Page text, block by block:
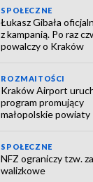
SPOŁECZNE
Łukasz Gibała
z kampanią. Po raz
powalczy o Kraków
ROZMAITOŚCI
Kraków Airport
program promujący
małopolskie powiaty
SPOŁECZNE
NFZ ograniczy tzw.
walizkowe